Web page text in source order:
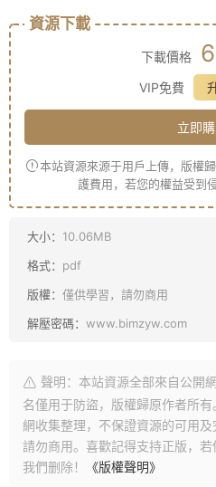
資源下載
下載價格
VIP免費
立即
本站資源來源于用戶上傳，版權
護費用，若您的權益受到
大小： 10.06MB
格式： pdf
版權： 僅供學習，請勿商用
解壓密碼： www.bimzyw.com
聲明：本站資源全部來自公開
名僅用于防盜，版權歸原作者所
網收集整理，不保證資源的可用及
請勿商用。喜歡記得支持正版，
我們删除！
《版權聲明》